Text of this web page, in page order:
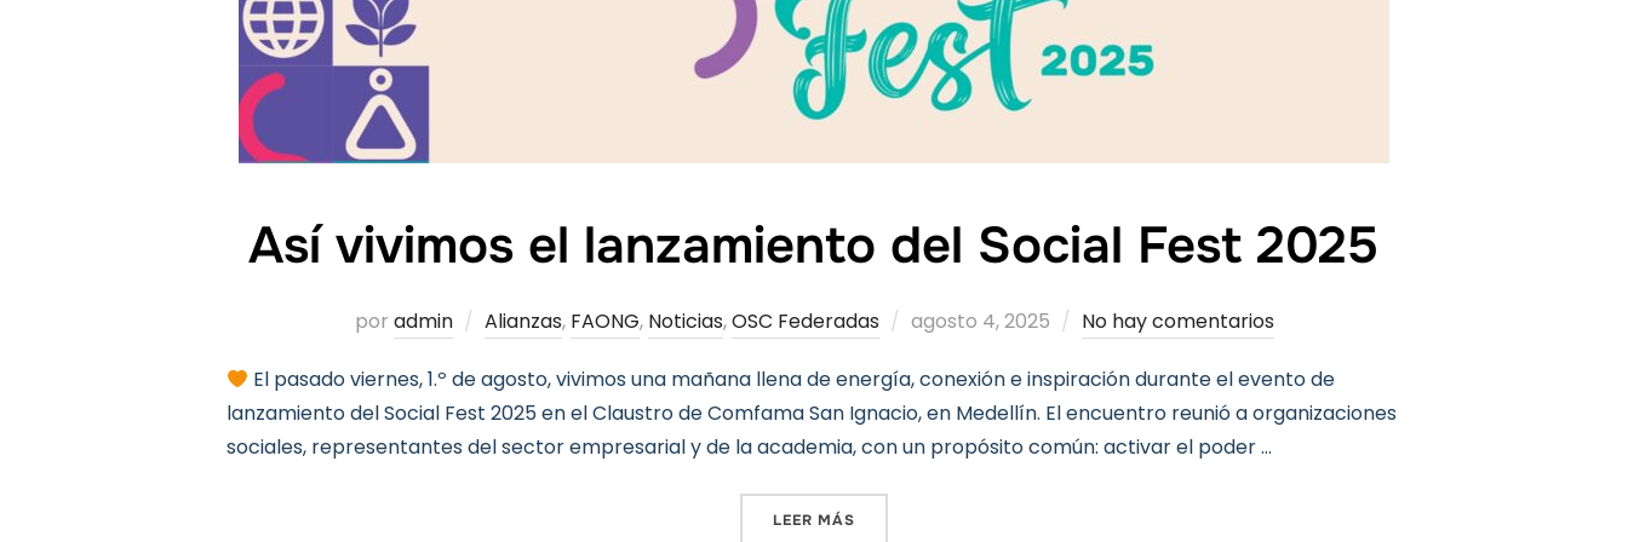
Así vivimos el lanzamiento del Social Fest 2025
por admin Alianzas, FAONG, Noticias,OSC Federadas
Publicado
agosto 4, 2025 No hay comentarios
El pasado viernes, 1.º de agosto, vivimos una mañana llena de energía, conexión e inspiración durante el evento de
lanzamiento del Social Fest 2025 en el Claustro de Comfama San Ignacio, en Medellín. El encuentro reunió a organizaciones
sociales, representantes del sector empresarial y de la academia, con un propósito común: activar el poder …
LEER MÁS